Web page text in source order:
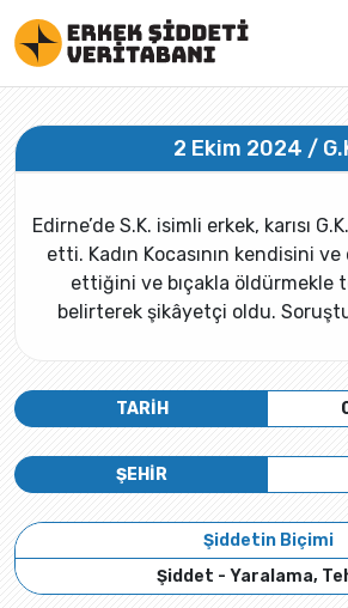
2 Ekim 2024 /
Edirne’de S.K. isimli erkek, karısı
etti. Kadın Kocasının kendisini ve
ettiğini ve bıçakla
belirterek şikâyetçi oldu.
TARİH
ŞEHİR
Şiddetin Biçimi
Şiddet - Yaralama,